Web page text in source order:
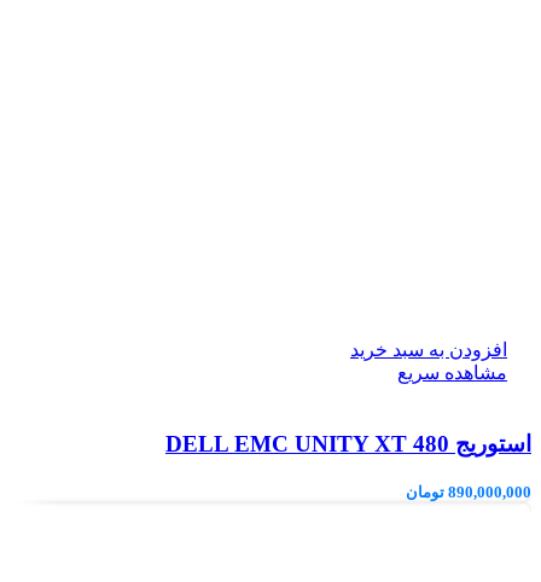
افزودن به سبد خرید
مشاهده سریع
استوریج DELL EMC UNITY XT 480
890,000,000 تومان